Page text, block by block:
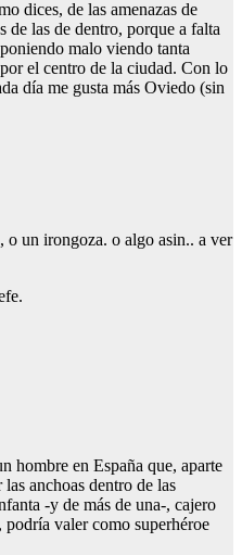
dices, de las amenazas de
de las de dentro, porque a falta
malo viendo tanta
el centro de la ciudad. Con lo
día me gusta más Oviedo (sin
o un irongoza. o algo asin.. a ver
hombre en España que, aparte
anchoas dentro de las
-y de más de una-, cajero
valer como superhéroe